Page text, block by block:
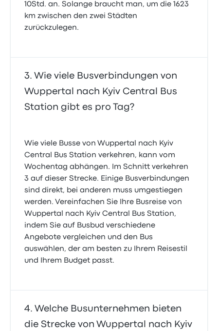
10Std. an. Solange braucht man, um die 1623
km zwischen den zwei Städten
zurückzulegen.
Wie viele Busverbindungen von
Wuppertal nach Kyiv Central Bus
Station gibt es pro Tag?
Wie viele Busse von Wuppertal nach Kyiv
Central Bus Station verkehren, kann vom
Wochentag abhängen. Im Schnitt verkehren
3 auf dieser Strecke. Einige Busverbindungen
sind direkt, bei anderen muss umgestiegen
werden. Vereinfachen Sie Ihre Busreise von
Wuppertal nach Kyiv Central Bus Station,
indem Sie auf Busbud verschiedene
Angebote vergleichen und den Bus
auswählen, der am besten zu Ihrem Reisestil
und Ihrem Budget passt.
Welche Busunternehmen bieten
die Strecke von Wuppertal nach Kyiv